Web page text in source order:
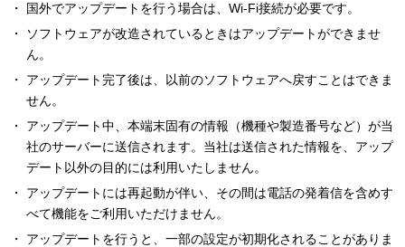
国外でアップデートを行う場合は、Wi-Fi接続が必要です。
ソフトウェアが改造されているときはアップデートができませ
ん。
アップデート完了後は、以前のソフトウェアへ戻すことはできま
せん。
アップデート中、本端末固有の情報（機種や製造番号など）が当
社のサーバーに送信されます。当社は送信された情報を、アップ
デート以外の目的には利用いたしません。
アップデートには再起動が伴い、その間は電話の発着信を含めす
べて機能をご利用いただけません。
アップデートを行うと、一部の設定が初期化されることがありま